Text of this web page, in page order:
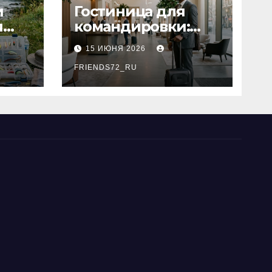
Гостиница для
командировки:
основные
критерии выбора
15 ИЮНЯ 2026
FRIENDS72_RU